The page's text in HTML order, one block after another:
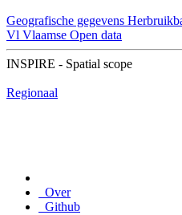
Geografische gegevens
Vl Vlaamse Open data
INSPIRE - Spatial scope
Regionaal
Over
Github